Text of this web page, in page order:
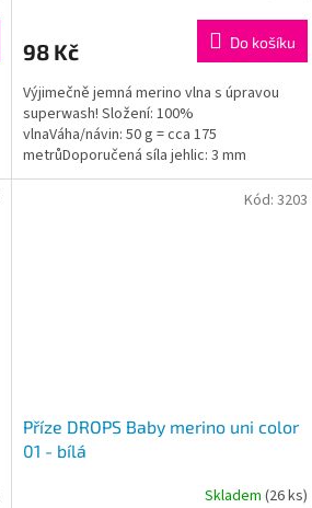
98 Kč Do košíku
Výjimečně jemná merino vlna s úpravou
superwash! Složení: 100%
vlnaVáha/návin: 50 g = cca 175
metrůDoporučená síla jehlic: 3 mm
Instagram: #dropsbabymerino
Příze DROPS Baby merino uni color
01 - bílá
Skladem (26 ks)
Kód: 3203